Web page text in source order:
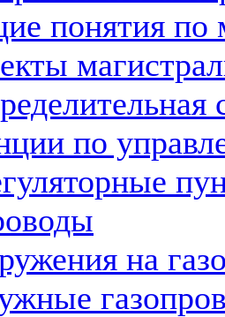
понятия по
по
на